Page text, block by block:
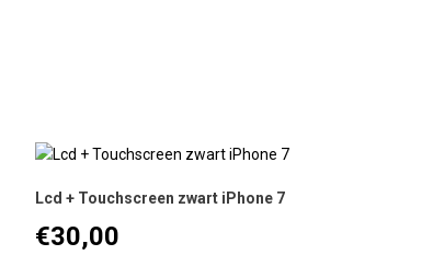
Lcd + Touchscreen zwart iPhone 7
€30,00